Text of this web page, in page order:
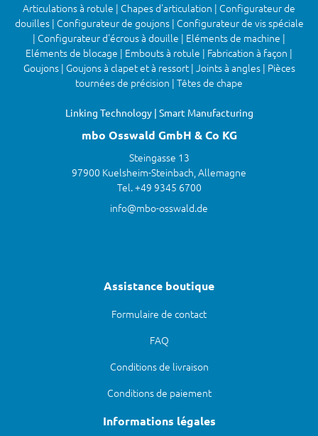
Articulations à rotule | Chapes d'articulation | Configurateur de
douilles | Configurateur de goujons | Configurateur de vis spéciale
| Configurateur d'écrous à douille | Eléments de machine |
Eléments de blocage | Embouts à rotule | Fabrication à façon |
Goujons | Goujons à clapet et à ressort | Joints à angles | Pièces
tournées de précision | Têtes de chape
Linking Technology | Smart Manufacturing
mbo Osswald GmbH & Co KG
Steingasse 13
97900 Kuelsheim-Steinbach, Allemagne
Tel. +49 9345 6700
info@mbo-osswald.de
Assistance boutique
Formulaire de contact
FAQ
Conditions de livraison
Conditions de paiement
Informations légales